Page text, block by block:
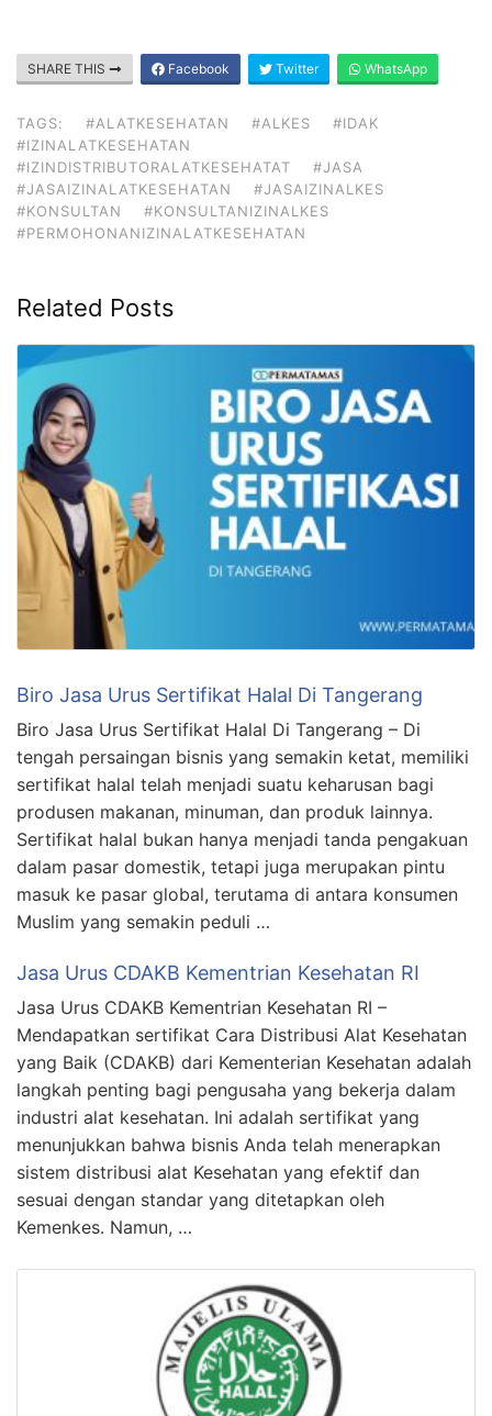
SHARE THIS Facebook Twitter WhatsApp
TAGS: #ALATKESEHATAN #ALKES
#IDAK
#IZINALATKESEHATAN
#IZINDISTRIBUTORALATKESEHATAT
#JASA
#JASAIZINALATKESEHATAN
#JASAIZINALKES
#KONSULTAN
#KONSULTANIZINALKES
#PERMOHONANIZINALATKESEHATAN
Related Posts
Biro Jasa Urus Sertifikat Halal Di Tangerang
Biro Jasa Urus Sertifikat Halal Di Tangerang – Di
tengah persaingan bisnis yang semakin ketat, memiliki
sertifikat halal telah menjadi suatu keharusan bagi
produsen makanan, minuman, dan produk lainnya.
Sertifikat halal bukan hanya menjadi tanda pengakuan
dalam pasar domestik, tetapi juga merupakan pintu
masuk ke pasar global, terutama di antara konsumen
Muslim yang semakin peduli …
Jasa Urus CDAKB Kementrian Kesehatan RI
Jasa Urus CDAKB Kementrian Kesehatan RI –
Mendapatkan sertifikat Cara Distribusi Alat Kesehatan
yang Baik (CDAKB) dari Kementerian Kesehatan adalah
langkah penting bagi pengusaha yang bekerja dalam
industri alat kesehatan. Ini adalah sertifikat yang
menunjukkan bahwa bisnis Anda telah menerapkan
sistem distribusi alat Kesehatan yang efektif dan
sesuai dengan standar yang ditetapkan oleh
Kemenkes. Namun, …